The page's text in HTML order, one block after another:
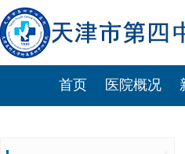
首页 医院概况